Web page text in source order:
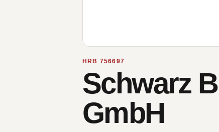
HRB 756697
Schwarz
GmbH